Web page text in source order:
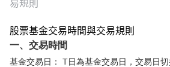
要聞
快訊
美股
港股
新股
易規則
股票基金交易時間與交易規則
一、交易時間
基金交易日： T日為基金交易日，交易日